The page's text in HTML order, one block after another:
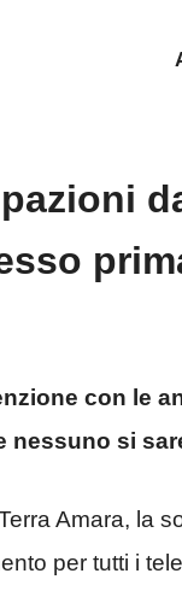
con le
si
Amara, la
per tutti i